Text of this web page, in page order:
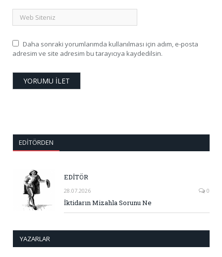
Daha sonraki yorumlarımda kullanılması için adım, e-posta
adresim ve site adresim bu tarayıcıya kaydedilsin.
EDITÖRDEN
EDİTÖR
28.07.2026 0
İktidarın Mizahla Sorunu Ne
YAZARLAR